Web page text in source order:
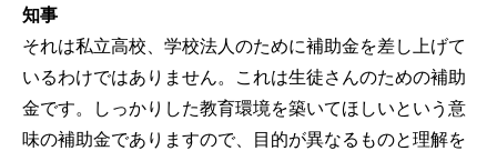
知事
それは私立高校、学校法人のために補助金を差し上げて
いるわけではありません。これは生徒さんのための補助
金です。しっかりした教育環境を築いてほしいという意
味の補助金でありますので、目的が異なるものと理解を